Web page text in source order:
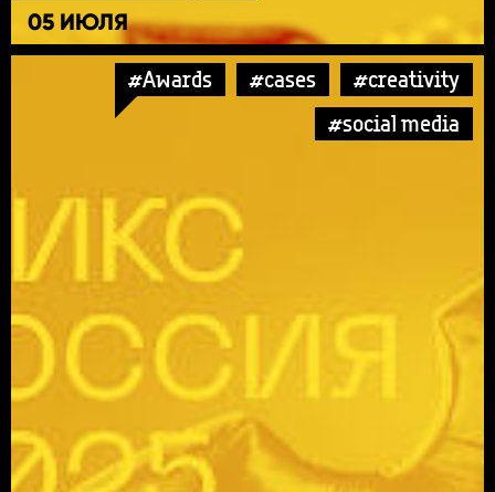
05 ИЮЛЯ
#Awards #cases
#creativity
#social media